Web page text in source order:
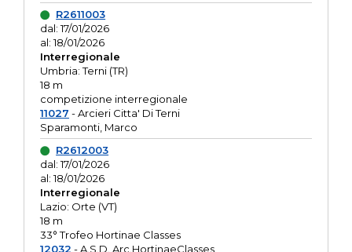
R2611003
dal: 17/01/2026
al: 18/01/2026
Interregionale
Umbria: Terni (TR)
18 m
competizione interregionale
11027 - Arcieri Citta' Di Terni
Sparamonti, Marco
R2612003
dal: 17/01/2026
al: 18/01/2026
Interregionale
Lazio: Orte (VT)
18 m
33° Trofeo Hortinae Classes
12032 - A.S.D. Arc.HortinaeClasses